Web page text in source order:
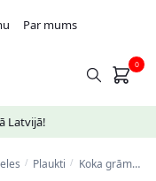
Par mums
0
Latvijā!
/ Plaukti / Koka grāmatu skapis, 8 nodalījumi